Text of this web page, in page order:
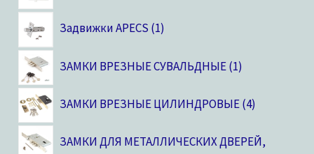
Задвижки APECS 1
ЗАМКИ ВРЕЗНЫЕ СУВАЛЬДНЫЕ 1
ЗАМКИ ВРЕЗНЫЕ ЦИЛИНДРОВЫЕ 4
ЗАМКИ ДЛЯ МЕТАЛЛИЧЕСКИХ ДВЕРЕЙ,